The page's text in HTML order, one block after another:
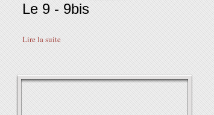
Le 9 - 9bis
Lire la suite